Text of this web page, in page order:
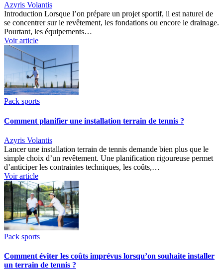
Azyris Volantis
Introduction Lorsque l’on prépare un projet sportif, il est naturel de
se concentrer sur le revêtement, les fondations ou encore le drainage.
Pourtant, les équipements…
Voir article
Pack sports
Comment planifier une installation terrain de tennis ?
Azyris Volantis
Lancer une installation terrain de tennis demande bien plus que le
simple choix d’un revêtement. Une planification rigoureuse permet
d’anticiper les contraintes techniques, les coûts,…
Voir article
Pack sports
Comment éviter les coûts imprévus lorsqu’on souhaite installer
un terrain de tennis ?